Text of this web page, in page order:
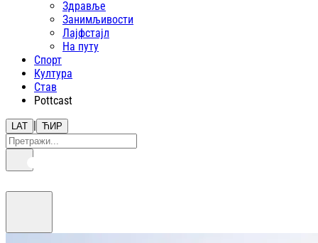
Здравље
Занимљивости
Лајфстajл
На путу
Спорт
Култура
Став
Pottcast
LAT | ЋИР